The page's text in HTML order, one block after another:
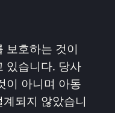
보호하는 것이
있습니다. 당사
이 아니며 아동
되지 않았습니